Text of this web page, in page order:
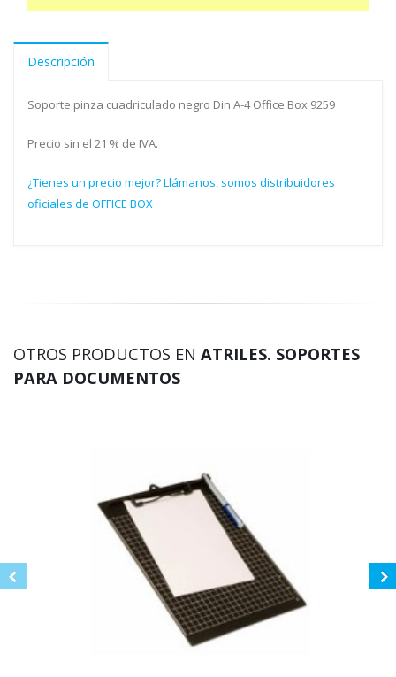
Descripción
Soporte pinza cuadriculado negro Din A-4 Office Box 9259
Precio sin el 21 % de IVA.
¿Tienes un precio mejor? Llámanos, somos distribuidores
oficiales de OFFICE BOX
OTROS PRODUCTOS EN ATRILES. SOPORTES
PARA DOCUMENTOS